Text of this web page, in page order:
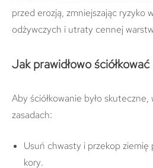
przed erozją, zmniejszając ryzyko
odżywczych i utraty cennej
Jak prawidłowo
Aby ściółkowanie było
zasadach:
Usuń chwasty i przekop ziemię
kory.